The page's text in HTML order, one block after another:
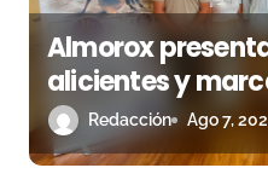
e
e
n
t
Almorox
alicientes y
toristaRedacción Ago 7,